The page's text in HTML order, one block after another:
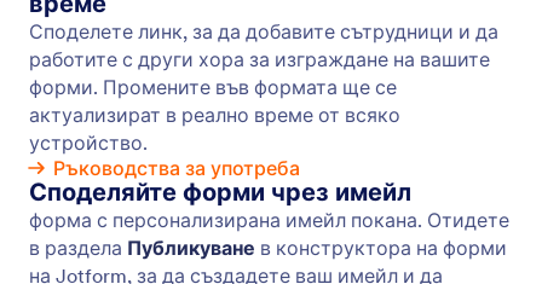
Поток за одобрение
Създайте плавен поток за одобрение с Jotform.